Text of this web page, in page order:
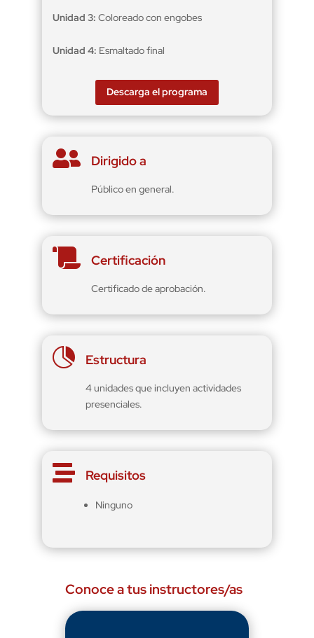
Unidad 3: Coloreado con engobes
Unidad 4: Esmaltado final
Descarga el programa
 Dirigido a
Público en general.
 Certificación
Certificado de aprobación.
 Estructura
4 unidades que incluyen actividades
presenciales.
 Requisitos
Ninguno
Conoce a tus instructores/as